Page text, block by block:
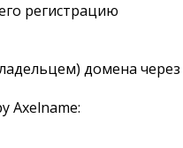
регистрацию
домена через
Axelname: